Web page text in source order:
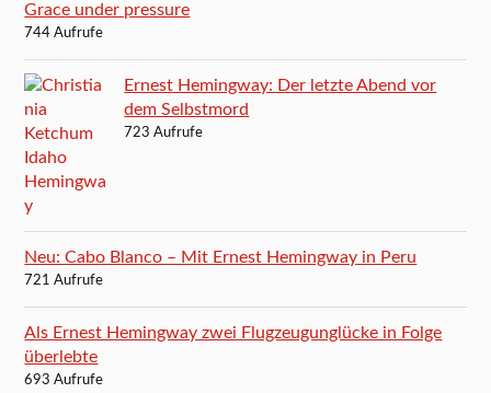
Grace under pressure
744 Aufrufe
Ernest Hemingway: Der letzte Abend vor
dem Selbstmord
723 Aufrufe
Neu: Cabo Blanco – Mit Ernest Hemingway in Peru
721 Aufrufe
Als Ernest Hemingway zwei Flugzeugunglücke in Folge
überlebte
693 Aufrufe